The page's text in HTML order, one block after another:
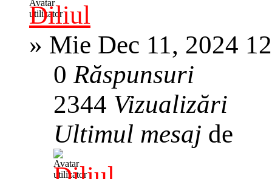
Diliul
» Mie Dec 11, 2024
0Răspunsuri
2344 Vizualizări
Ultimul mesaj de